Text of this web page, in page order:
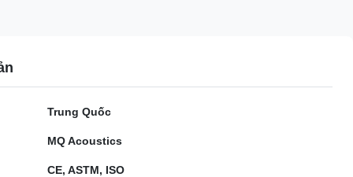
Trung Quốc
MQ Acoustics
CE, ASTM, ISO